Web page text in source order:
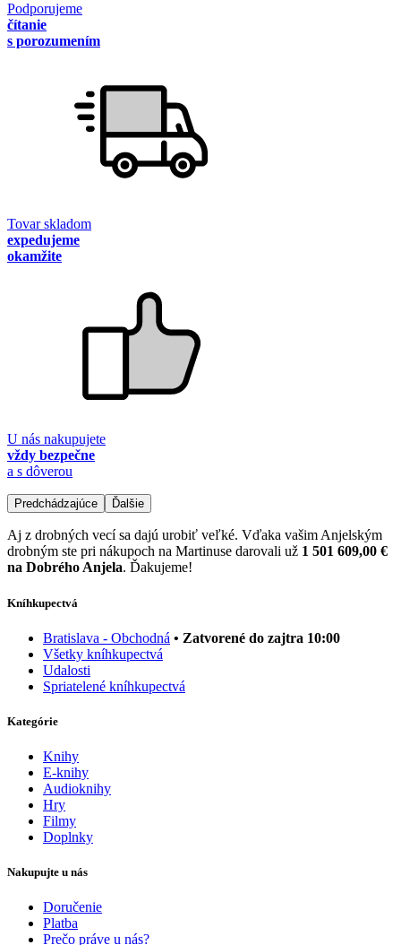
Podporujeme
čítanie
s porozumením
Tovar skladom
expedujeme
okamžite
U nás nakupujete
vždy bezpečne
a s dôverou
Predchádzajúce Ďalšie
Aj z drobných vecí sa dajú urobiť veľké. Vďaka vašim Anjelským
drobným ste pri nákupoch na Martinuse darovali už 1 501 609,00 €
na Dobrého Anjela. Ďakujeme!
Kníhkupectvá
Bratislava - Obchodná • Zatvorené do zajtra 10:00
Všetky kníhkupectvá
Udalosti
Spriatelené kníhkupectvá
Kategórie
Knihy
E-knihy
Audioknihy
Hry
Filmy
Doplnky
Nakupujte u nás
Doručenie
Platba
Prečo práve u nás?